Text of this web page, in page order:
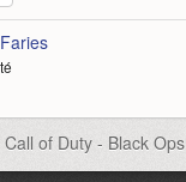
Call of Duty - Black Ops